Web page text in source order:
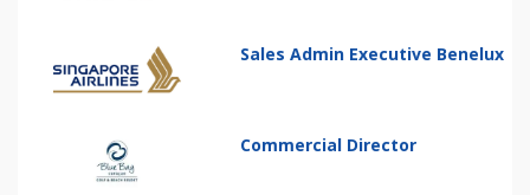
Sales Admin Executive Benelux
Commercial Director